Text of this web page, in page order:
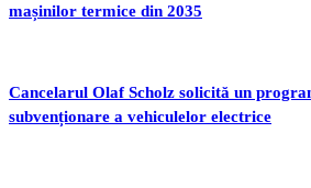
mașinilor termice din 2035
Cancelarul Olaf Scholz solicită un
subvenționare a vehiculelor electrice